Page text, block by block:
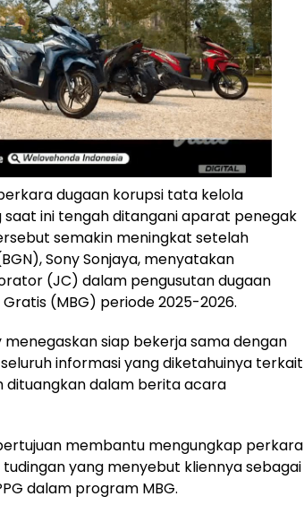
dugaan korupsi tata kelola
ini tengah ditangani aparat penegak
semakin meningkat setelah
Sony Sonjaya, menyatakan
(JC) dalam pengusutan dugaan
(MBG) periode 2025-2026.
menegaskan siap bekerja sama dengan
informasi yang diketahuinya terkait
dituangkan dalam berita acara
membantu mengungkap perkara
yang menyebut kliennya sebagai
dalam program MBG.